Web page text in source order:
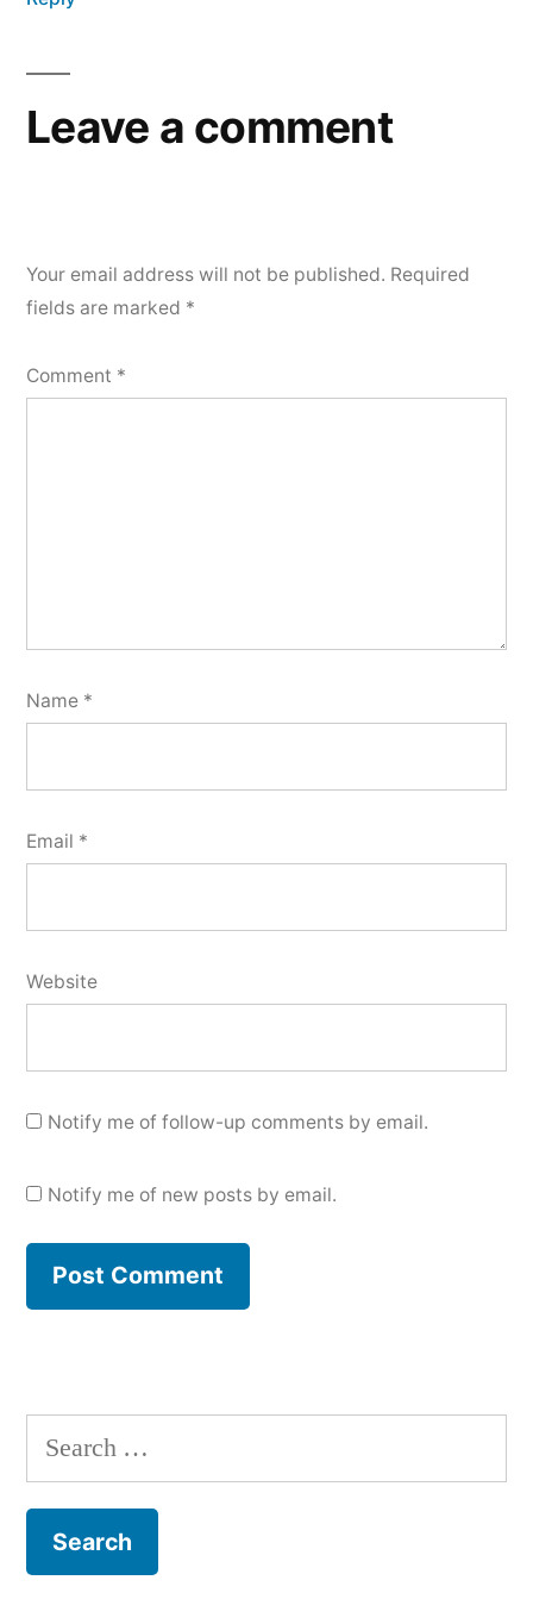
Leave a comment
Your email address will not be published. Required
fields are marked *
Comment *
Name *
Email *
Website
Notify me of follow-up comments by email.
Notify me of new posts by email.
Search
for: